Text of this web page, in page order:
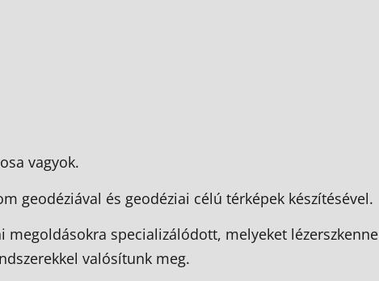
vagyok.
geodéziával és geodéziai célú térképek készítésével.
megoldásokra specializálódott, melyeket
valósítunk meg.